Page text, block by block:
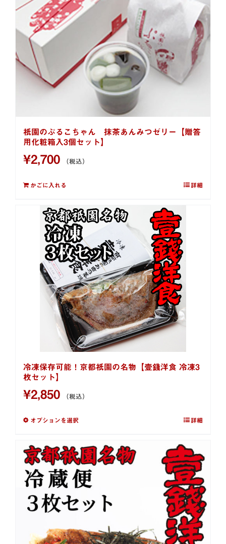
祇園のぷるこちゃん 抹茶あんみつゼリー【贈答
用化粧箱入3個セット】
¥2,700 （税込）
かごに入れる 詳細
冷凍保存可能！京都祇園の名物【壹錢洋食 冷凍3
枚セット】
¥2,850 （税込）
オプションを選択 詳細